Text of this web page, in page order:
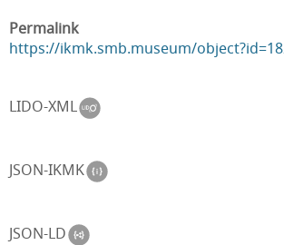
Permalink
https://ikmk.smb.museum/
LIDO-XML
JSON-IKMK
JSON-LD